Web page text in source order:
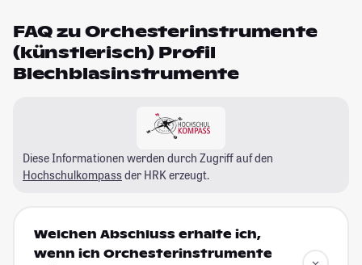
FAQ zu Orchesterinstrumente
(künstlerisch) Profil
Blechblasinstrumente
Diese Informationen werden durch Zugriff auf den
Hochschulkompass der HRK erzeugt.
Welchen Abschluss erhalte ich,
wenn ich Orchesterinstrumente